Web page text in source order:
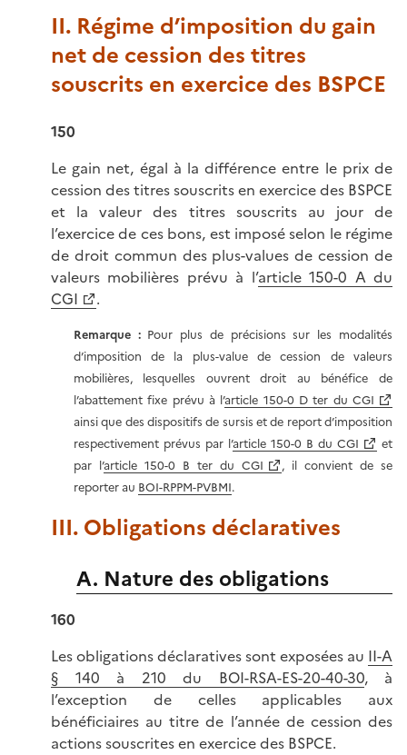
II. Régime d’imposition du gain
net de cession des titres
souscrits en exercice des BSPCE
150
Le gain net, égal à la différence entre le prix de
cession des titres souscrits en exercice des BSPCE
et la valeur des titres souscrits au jour de
l’exercice de ces bons, est imposé selon le régime
de droit commun des plus-values de cession de
valeurs mobilières prévu à l’article 150-0 A du
CGI
.
Remarque :Pour plus de précisions sur les modalités
d’imposition de la plus-value de cession de valeurs
mobilières, lesquelles ouvrent droit au bénéfice de
l’abattement fixe prévu à l’article 150-0 D ter du CGI
ainsi que des dispositifs de sursis et de report d’imposition
respectivement prévus par l’article 150-0 B du CGI
et
par l’article 150-0 B ter du CGI
, il convient de se
reporter au BOI-RPPM-PVBMI.
III. Obligations déclaratives
A. Nature des obligations
160
Les obligations déclaratives sont exposées au II-A
§ 140 à 210 du BOI-RSA-ES-20-40-30, à
l’exception de celles applicables aux
bénéficiaires au titre de l’année de cession des
actions souscrites en exercice des BSPCE.